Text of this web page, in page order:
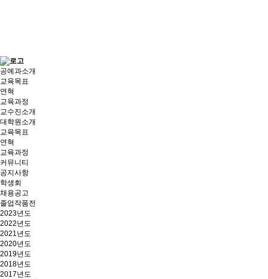
공예과소개
교육목표
연혁
교육과정
교수진소개
대학원소개
교육목표
연혁
교육과정
커뮤니티
공지사항
학생회
채용공고
졸업작품전
2023년도
2022년도
2021년도
2020년도
2019년도
2018년도
2017년도